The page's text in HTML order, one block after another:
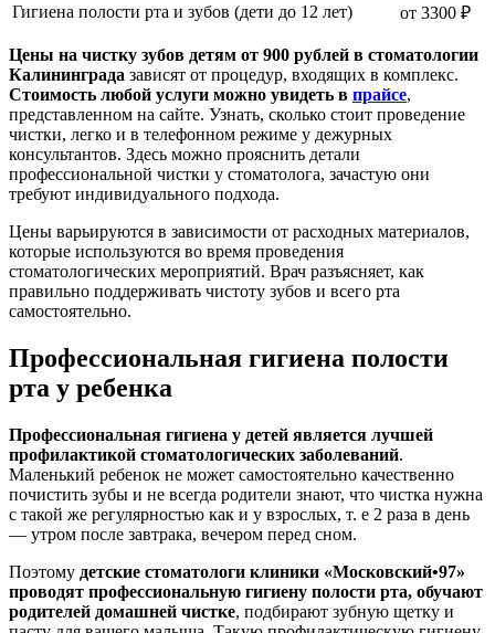
Гигиена полости рта и зубов (дети до 12 лет)
от 3300 ₽
Цены на чистку зубов детям от 900 рублей в стоматологии
Калининграда зависят от процедур, входящих в комплекс.
Стоимость любой услуги можно увидеть в прайсе,
представленном на сайте. Узнать, сколько стоит проведение
чистки, легко и в телефонном режиме у дежурных
консультантов. Здесь можно прояснить детали
профессиональной чистки у стоматолога, зачастую они
требуют индивидуального подхода.
Цены варьируются в зависимости от расходных материалов,
которые используются во время проведения
стоматологических мероприятий. Врач разъясняет, как
правильно поддерживать чистоту зубов и всего рта
самостоятельно.
Профессиональная гигиена полости
рта у ребенка
Профессиональная гигиена у детей является лучшей
профилактикой стоматологических заболеваний.
Маленький ребенок не может самостоятельно качественно
почистить зубы и не всегда родители знают, что чистка нужна
с такой же регулярностью как и у взрослых, т. е 2 раза в день
— утром после завтрака, вечером перед сном.
Поэтому детские стоматологи клиники «Московский•97»
проводят профессиональную гигиену полости рта, обучают
родителей домашней чистке, подбирают зубную щетку и